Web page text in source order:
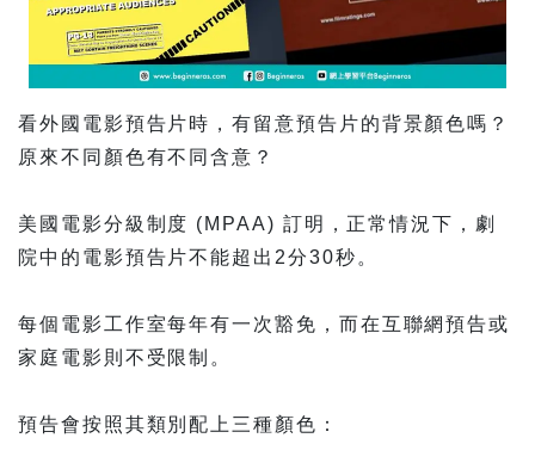
看外國電影預告片時，有留意預告片的背景顏色嗎？
原來不同顏色有不同含意？
美國電影分級制度 (MPAA) 訂明，正常情況下，劇
院中的電影預告片不能超出2分30秒。
每個電影工作室每年有一次豁免，而在互聯網預告或
家庭電影則不受限制。
預告會按照其類別配上三種顏色：